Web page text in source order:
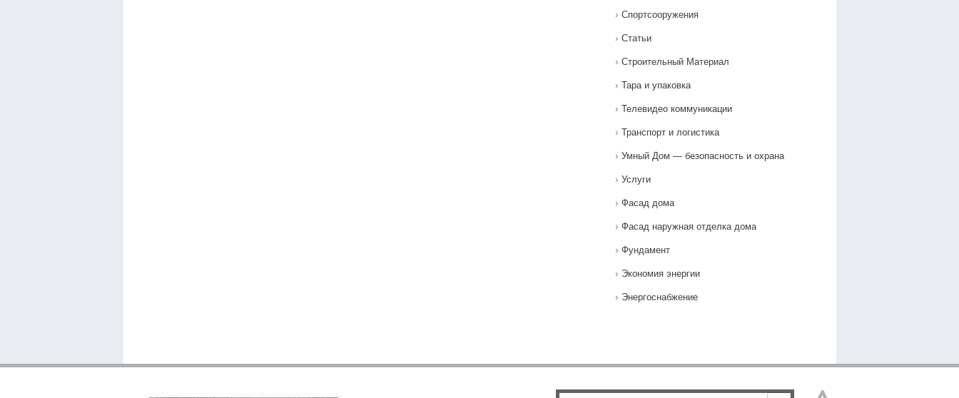
Спортсооружения
Статьи
Строительный Материал
Тара и упаковка
Телевидео коммуникации
Транспорт и логистика
Умный Дом — безопасность и охрана
Услуги
Фасад дома
Фасад наружная отделка дома
Фундамент
Экономия энергии
Энергоснабжение